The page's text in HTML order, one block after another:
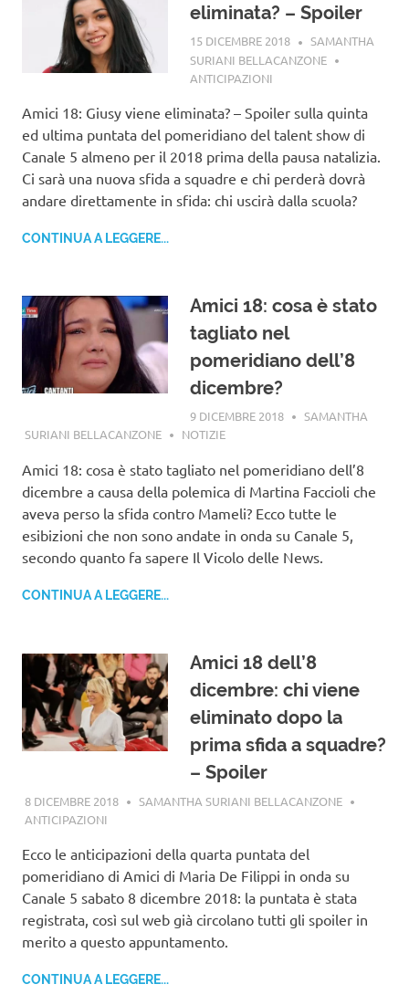
eliminata? – Spoiler
15 DICEMBRE 2018
SAMANTHA
SURIANI BELLACANZONE
ANTICIPAZIONI
Amici 18: Giusy viene eliminata? – Spoiler sulla quinta
ed ultima puntata del pomeridiano del talent show di
Canale 5 almeno per il 2018 prima della pausa natalizia.
Ci sarà una nuova sfida a squadre e chi perderà dovrà
andare direttamente in sfida: chi uscirà dalla scuola?
CONTINUA A LEGGERE...
Amici 18: cosa è stato
tagliato nel
pomeridiano dell’8
dicembre?
9 DICEMBRE 2018
SAMANTHA
SURIANI BELLACANZONE
NOTIZIE
Amici 18: cosa è stato tagliato nel pomeridiano dell’8
dicembre a causa della polemica di Martina Faccioli che
aveva perso la sfida contro Mameli? Ecco tutte le
esibizioni che non sono andate in onda su Canale 5,
secondo quanto fa sapere Il Vicolo delle News.
CONTINUA A LEGGERE...
Amici 18 dell’8
dicembre: chi viene
eliminato dopo la
prima sfida a squadre?
– Spoiler
8 DICEMBRE 2018
SAMANTHA SURIANI BELLACANZONE
ANTICIPAZIONI
Ecco le anticipazioni della quarta puntata del
pomeridiano di Amici di Maria De Filippi in onda su
Canale 5 sabato 8 dicembre 2018: la puntata è stata
registrata, così sul web già circolano tutti gli spoiler in
merito a questo appuntamento.
CONTINUA A LEGGERE...